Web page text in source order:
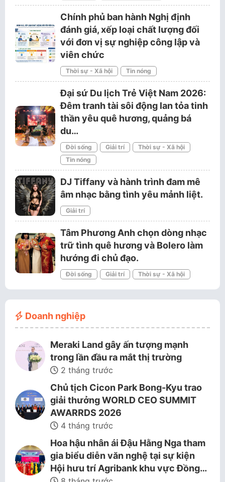
Chính phủ ban hành Nghị định
đánh giá, xếp loại chất lượng đối
với đơn vị sự nghiệp công lập và
viên chức
Thời sự - Xã hội Tin nóng
Đại sứ Du lịch Trẻ Việt Nam 2026:
Đêm tranh tài sôi động lan tỏa tinh
thần yêu quê hương, quảng bá
du…
Đời sống Giải trí
Thời sự - Xã hội
Tin nóng
DJ Tiffany và hành trình đam mê
âm nhạc bằng tình yêu mảnh liệt.
Giải trí
Tâm Phương Anh chọn dòng nhạc
trữ tình quê hương và Bolero làm
hướng đi chủ đạo.
Đời sống Giải trí Thời sự - Xã hội
Doanh nghiệp
Meraki Land gây ấn tượng mạnh
trong lần đầu ra mắt thị trường
2 tháng trước
Chủ tịch Cicon Park Bong-Kyu trao
giải thưởng WORLD CEO SUMMIT
AWARRDS 2026
4 tháng trước
Hoa hậu nhân ái Đậu Hằng Nga tham
gia biểu diễn văn nghệ tại sự kiện
Hội hưu trí Agribank khu vực Đồng…